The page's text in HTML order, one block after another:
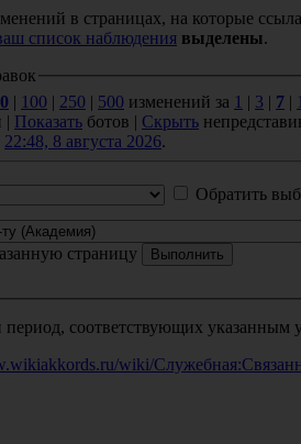
в страницах, на которые
список наблюдения выделены.
| 100 | 250 | 500 изменений за 1 | 3 | 7 |
| Показать ботов | Скрыть
22:48, 8 августа 2026.
Обратить
страницу
соответствующих указанным
wiki/